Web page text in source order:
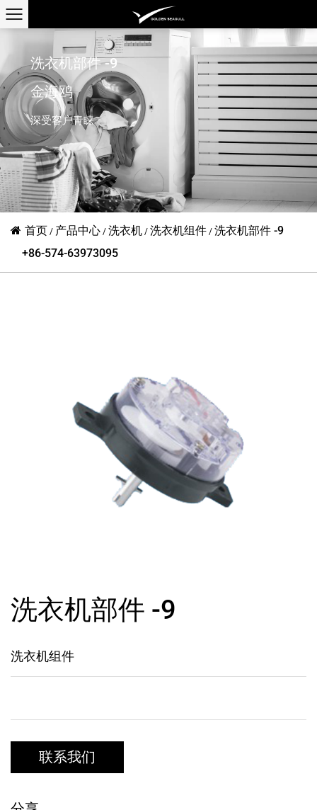
洗衣机部件 -9
金海鸥
深受客户青睐
首页 / 产品中心 / 洗衣机 / 洗衣机组件 / 洗衣机部件 -9
+86-574-63973095
洗衣机部件 -9
洗衣机组件
联系我们